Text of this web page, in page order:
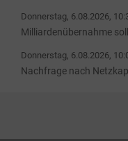
Donnerstag, 6.08.2026,
Milliardenübernahme
Donnerstag, 6.08.2026,
Nachfrage nach